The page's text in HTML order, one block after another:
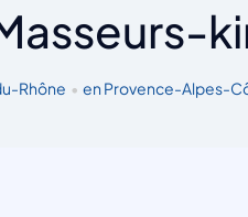
Rhône • en Provence-Alpes-